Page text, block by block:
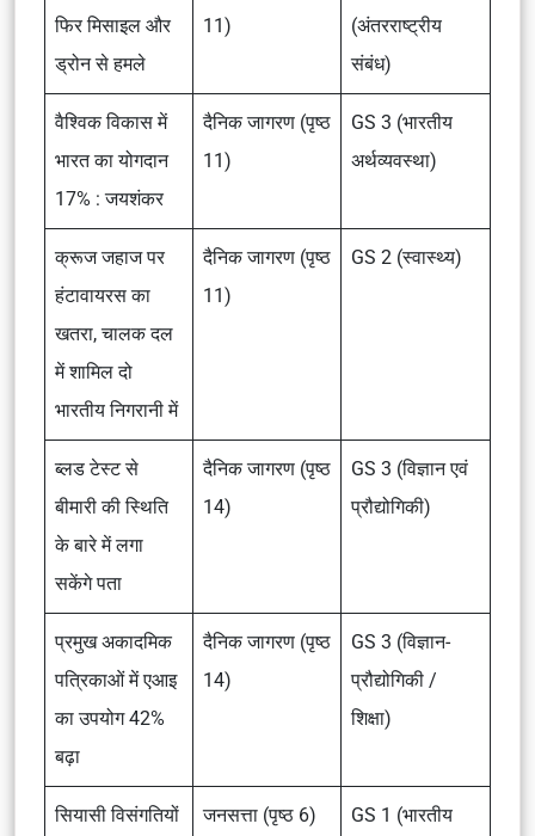
फिर मिसाइल और
ड्रोन से हमले
11)
(अंतरराष्ट्रीय
संबंध)
वैश्विक विकास में
भारत का योगदान
17% : जयशंकर
दैनिक जागरण (पृष्ठ
11)
GS 3 (भारतीय
अर्थव्यवस्था)
क्रूज जहाज पर
हंटावायरस का
खतरा, चालक दल
में शामिल दो
भारतीय निगरानी में
दैनिक जागरण (पृष्ठ
11)
GS 2 (स्वास्थ्य)
ब्लड टेस्ट से
बीमारी की स्थिति
के बारे में लगा
सकेंगे पता
दैनिक जागरण (पृष्ठ
14)
GS 3 (विज्ञान एवं
प्रौद्योगिकी)
प्रमुख अकादमिक
पत्रिकाओं में एआइ
का उपयोग 42%
बढ़ा
दैनिक जागरण (पृष्ठ
14)
GS 3 (विज्ञान-
प्रौद्योगिकी /
शिक्षा)
सियासी विसंगतियों
जनसत्ता (पृष्ठ 6)
GS 1 (भारतीय